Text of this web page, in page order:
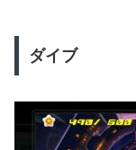
ダイブ